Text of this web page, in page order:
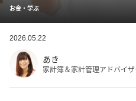
お金・学ぶ
2026.05.22
あき
家計簿＆家計管理アドバイザ